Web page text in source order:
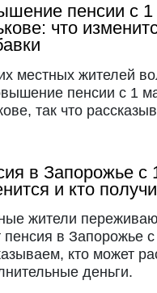
пенсии с 1
что
местных жителей
пенсии с 1
так что
в Запорожье с
и кто
жители
пенсия в Запорожье
кто может
деньги.